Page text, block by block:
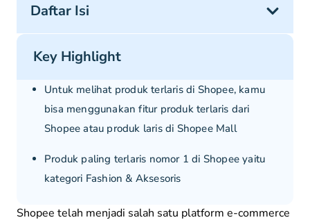
Key Highlight
Untuk melihat produk terlaris di Shopee, kamu
bisa menggunakan fitur produk terlaris dari
Shopee atau produk laris di Shopee Mall
Produk paling terlaris nomor 1 di Shopee yaitu
kategori Fashion & Aksesoris
Shopee telah menjadi salah satu platform e-commerce
Daftar Isi